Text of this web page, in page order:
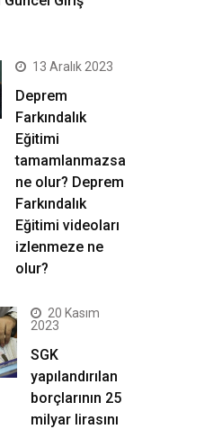
13 Aralık 2023
Deprem
Farkındalık
Eğitimi
tamamlanmazsa
ne olur? Deprem
Farkındalık
Eğitimi videoları
izlenmeze ne
olur?
20 Kasım
2023
SGK
yapılandırılan
borçlarının 25
milyar lirasını